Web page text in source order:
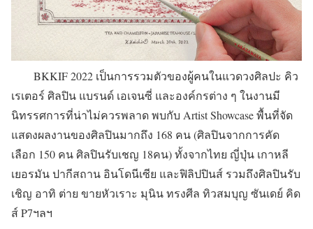
BKKIF 2022 เป็นการรวมตัวของผู้คนในแวดวงศิลปะ คิว
เรเตอร์ ศิลปิน แบรนด์ เอเจนซี่ และองค์กรต่าง ๆ ในงานมี
นิทรรศการที่น่าไม่ควรพลาด พบกับ Artist Showcase พื้นที่จัด
แสดงผลงานของศิลปินมากถึง 168 คน (ศิลปินจากการคัด
เลือก 150 คน ศิลปินรับเชญ 18คน) ทั้งจากไทย ญี่ปุ่น เกาหลี
เยอรมัน ปากีสถาน อินโดนีเซีย และฟิลิปปินส์ รวมถึงศิลปินรับ
เชิญ อาทิ ต่าย ขายหัวเราะ มุนิน ทรงศีล ทิวสมบุญ ซันเดย์ คิด
ส์ P7ฯลฯ